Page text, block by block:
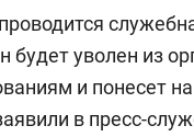
уволен из
и понесет
в пресс-